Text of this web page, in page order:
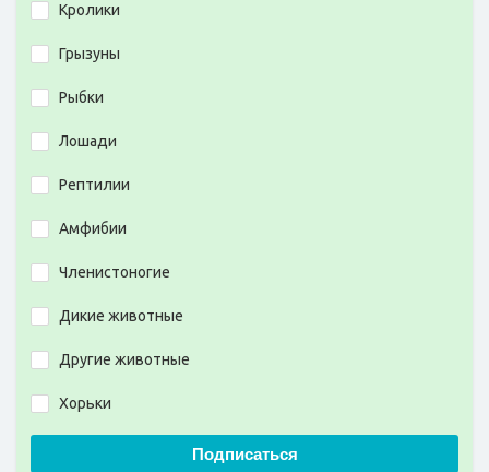
Кролики
Грызуны
Рыбки
Лошади
Рептилии
Амфибии
Членистоногие
Дикие животные
Другие животные
Хорьки
Подписаться